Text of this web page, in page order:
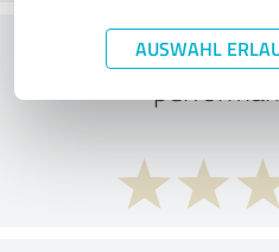
AUSWAHL
What do you